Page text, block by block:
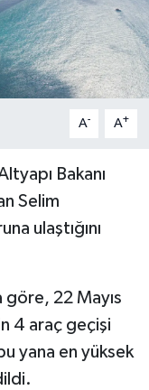
A- A+
Bakanı
Selim
ulaştığını
göre, 22 Mayıs
4 araç geçişi
yana en yüksek